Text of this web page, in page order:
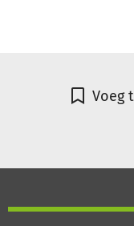
Voeg